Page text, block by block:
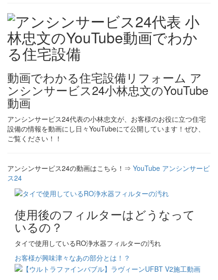
動画でわかる住宅設備リフォーム ア
ンシンサービス24小林忠文のYouTube
動画
アンシンサービス24代表の小林忠文が、お客様のお役に立つ住宅
設備の情報を動画にし日々YouTubeにて公開しています！ぜひ、
ご覧ください！！
アンシンサービス24の動画はこちら！⇒ YouTube アンシンサービ
ス24
使用後のフィルターはどうなって
いるの？
タイで使用しているRO浄水器フィルターの汚れ
お客様が興味津々なあの部分とは！？